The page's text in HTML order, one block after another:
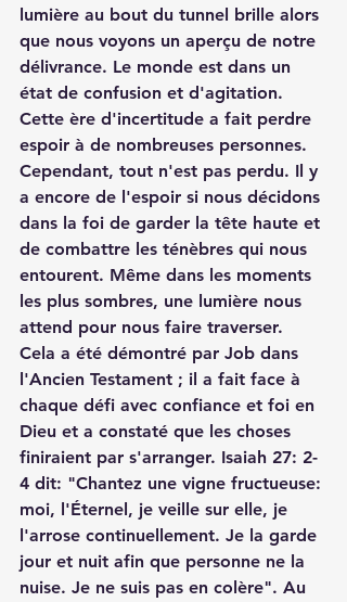
lumière au bout du tunnel brille alors
que nous voyons un aperçu de notre
délivrance. Le monde est dans un
état de confusion et d'agitation.
Cette ère d'incertitude a fait perdre
espoir à de nombreuses personnes.
Cependant, tout n'est pas perdu. Il y
a encore de l'espoir si nous décidons
dans la foi de garder la tête haute et
de combattre les ténèbres qui nous
entourent. Même dans les moments
les plus sombres, une lumière nous
attend pour nous faire traverser.
Cela a été démontré par Job dans
l'Ancien Testament ; il a fait face à
chaque défi avec confiance et foi en
Dieu et a constaté que les choses
finiraient par s'arranger. Isaiah 27: 2-
4 dit: "Chantez une vigne fructueuse:
moi, l'Éternel, je veille sur elle, je
l'arrose continuellement. Je la garde
jour et nuit afin que personne ne la
nuise. Je ne suis pas en colère". Au